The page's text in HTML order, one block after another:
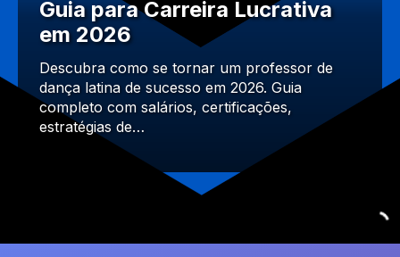
Guia para Carreira Lucrativa
em 2026
Descubra como se tornar um professor de
dança latina de sucesso em 2026. Guia
completo com salários, certificações,
estratégias de…